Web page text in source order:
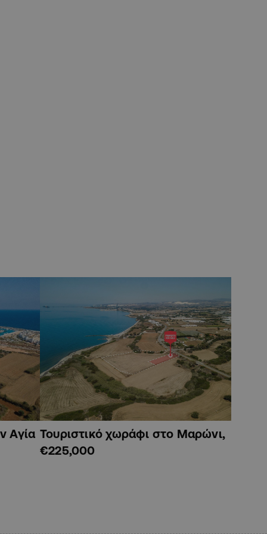
Αγία Τουριστικό χωράφι στο Μαρώνι,
€225,000